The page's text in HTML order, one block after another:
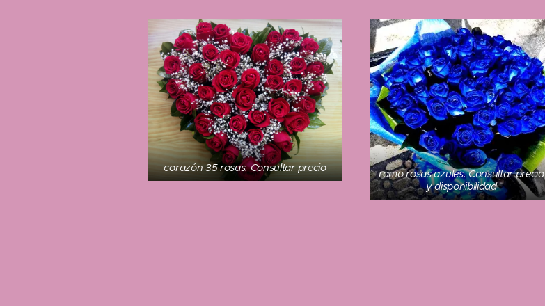
corazón 35 rosas. Consultar precio
ramo rosas azules. Consultar precio
y disponibilidad